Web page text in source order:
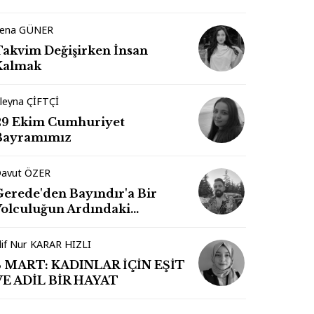
GÜNER
Değişirken İnsan
ÇİFTÇİ
Ekim Cumhuriyet
ÖZER
Bayındır'a Bir
Ardındaki
Nur KARAR HIZLI
MART: KADINLAR İÇİN EŞİT
ADİL BİR HAYAT